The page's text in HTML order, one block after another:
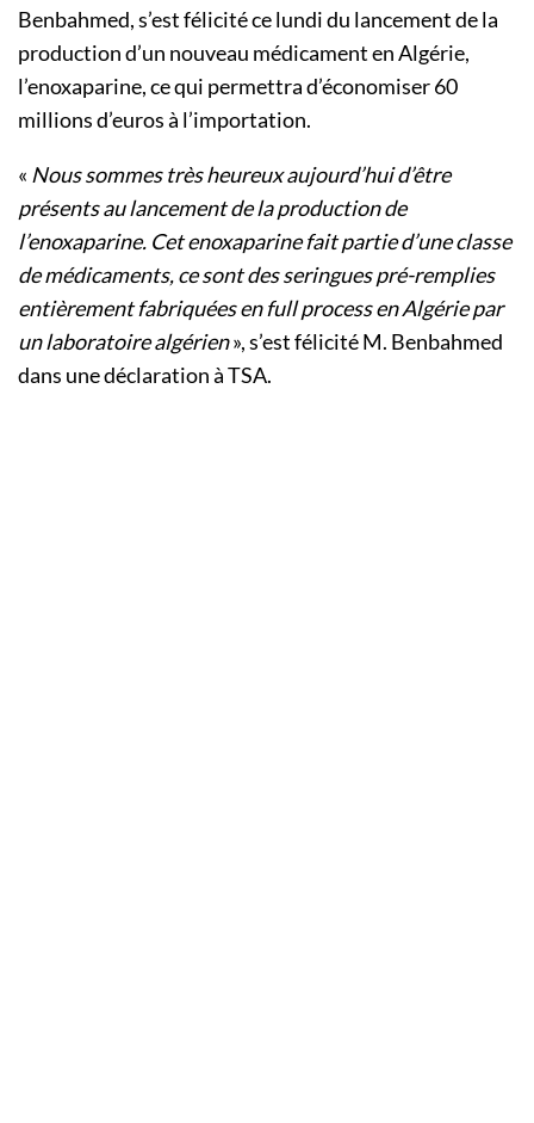
Benbahmed, s’est félicité ce lundi du lancement de la
production d’un nouveau médicament en Algérie,
l’enoxaparine, ce qui permettra d’économiser 60
millions d’euros à l’importation.
« Nous sommes très heureux aujourd’hui d’être
présents au lancement de la production de
l’enoxaparine. Cet enoxaparine fait partie d’une classe
de médicaments, ce sont des seringues pré-remplies
entièrement fabriquées en full process en Algérie par
un laboratoire algérien», s’est félicité M. Benbahmed
dans une déclaration à TSA.